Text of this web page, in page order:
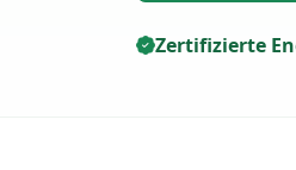
Zertifizierte